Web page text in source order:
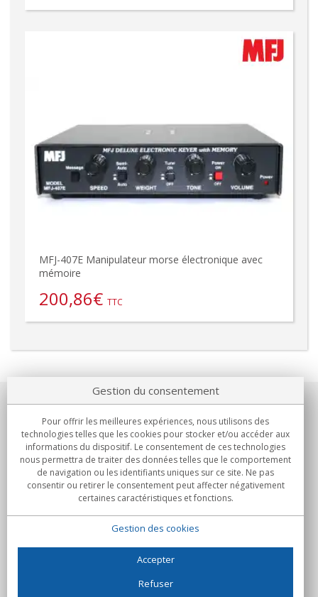
MFJ-407E Manipulateur morse électronique avec
mémoire
200,86€ TTC
Notre société
Engagements
Achats
Gestion du consentement
Pour offrir les meilleures expériences, nous utilisons des
technologies telles que les cookies pour stocker et/ou accéder aux
informations du dispositif. Le consentement de ces technologies
nous permettra de traiter des données telles que le comportement
de navigation ou les identifiants uniques sur ce site. Ne pas
consentir ou retirer le consentement peut affecter négativement
certaines caractéristiques et fonctions.
Gestion des cookies
Accepter
Refuser